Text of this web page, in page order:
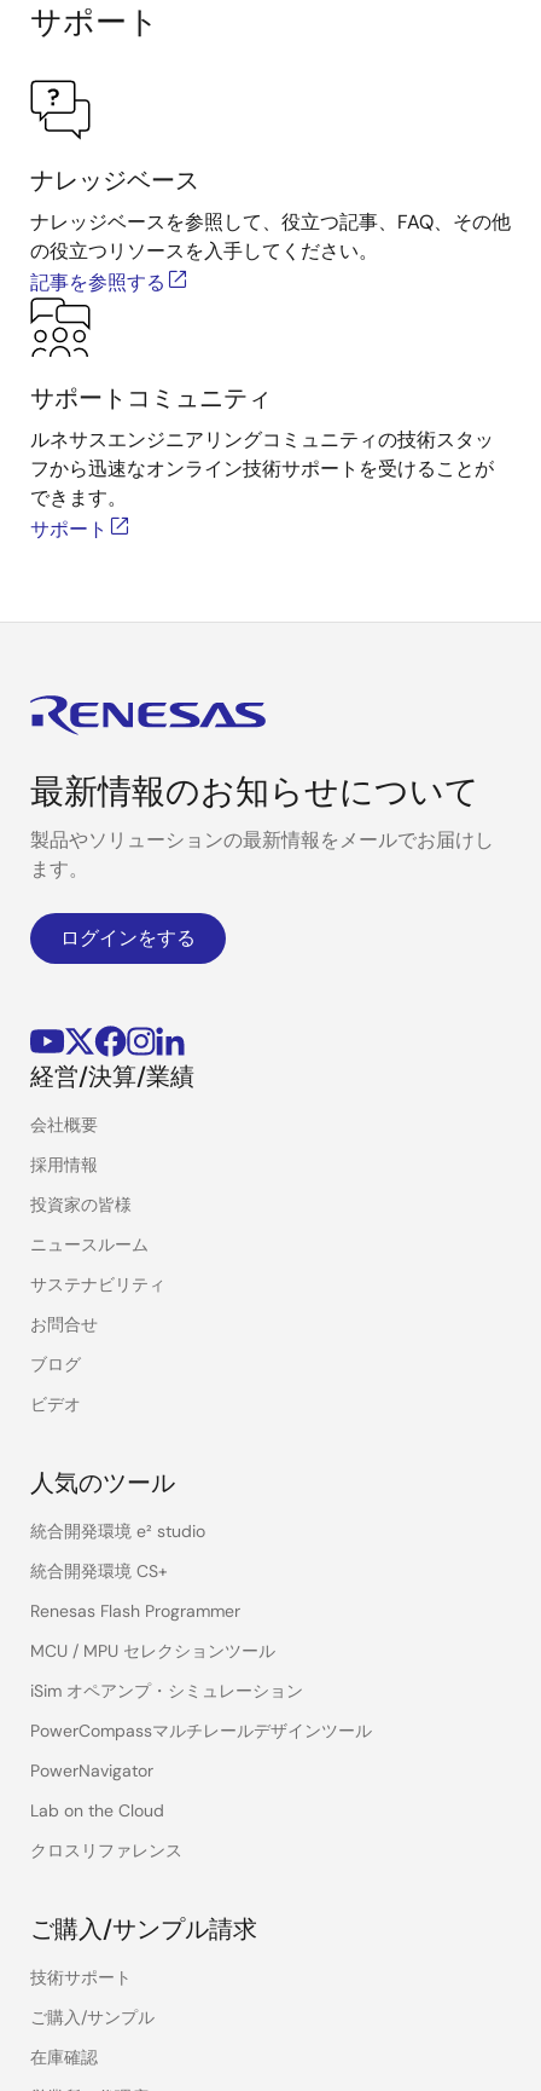
サポート
ナレッジベース
ナレッジベースを参照して、役立つ記事、FAQ、その他
の役立つリソースを入手してください。
記事を参照する
サポートコミュニティ
ルネサスエンジニアリングコミュニティの技術スタッ
フから迅速なオンライン技術サポートを受けることが
できます。
サポート
最新情報のお知らせについて
製品やソリューションの最新情報をメールでお届けし
ます。
ログインをする
経営/決算/業績
会社概要
採用情報
投資家の皆様
ニュースルーム
サステナビリティ
お問合せ
ブログ
ビデオ
人気のツール
統合開発環境 e² studio
統合開発環境 CS+
Renesas Flash Programmer
MCU / MPU セレクションツール
iSim オペアンプ・シミュレーション
PowerCompassマルチレールデザインツール
PowerNavigator
Lab on the Cloud
クロスリファレンス
ご購入/サンプル請求
技術サポート
ご購入/サンプル
在庫確認